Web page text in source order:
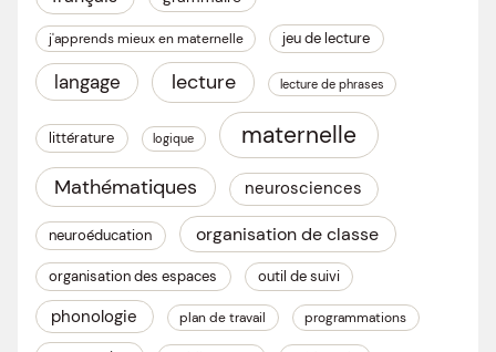
j'apprends mieux en maternelle jeu de lecture
langage lecture lecture de phrases
littérature logique maternelle
Mathématiques neurosciences
neuroéducation organisation de classe
organisation des espaces outil de suivi
phonologie plan de travail programmations